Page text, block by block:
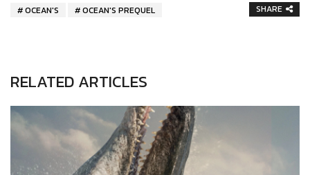
OCEAN'S OCEAN'S PREQUEL SHARE
RELATED ARTICLES